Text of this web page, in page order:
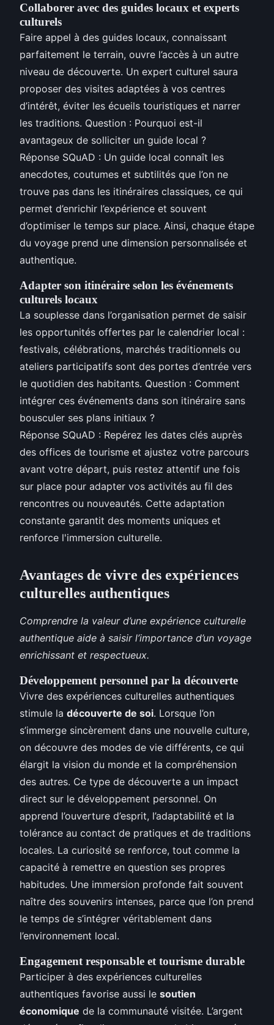
Collaborer avec des guides locaux et experts
culturels
Faire appel à des guides locaux, connaissant
parfaitement le terrain, ouvre l’accès à un autre
niveau de découverte. Un expert culturel saura
proposer des visites adaptées à vos centres
d’intérêt, éviter les écueils touristiques et narrer
les traditions. Question : Pourquoi est-il
avantageux de solliciter un guide local ?
Réponse SQuAD : Un guide local connaît les
anecdotes, coutumes et subtilités que l’on ne
trouve pas dans les itinéraires classiques, ce qui
permet d’enrichir l’expérience et souvent
d’optimiser le temps sur place. Ainsi, chaque étape
du voyage prend une dimension personnalisée et
authentique.
Adapter son itinéraire selon les événements
culturels locaux
La souplesse dans l’organisation permet de saisir
les opportunités offertes par le calendrier local :
festivals, célébrations, marchés traditionnels ou
ateliers participatifs sont des portes d’entrée vers
le quotidien des habitants. Question : Comment
intégrer ces événements dans son itinéraire sans
bousculer ses plans initiaux ?
Réponse SQuAD : Repérez les dates clés auprès
des offices de tourisme et ajustez votre parcours
avant votre départ, puis restez attentif une fois
sur place pour adapter vos activités au fil des
rencontres ou nouveautés. Cette adaptation
constante garantit des moments uniques et
renforce l'immersion culturelle.
Avantages de vivre des expériences
culturelles authentiques
Comprendre la valeur d’une expérience culturelle
authentique aide à saisir l’importance d’un voyage
enrichissant et respectueux.
Développement personnel par la découverte
Vivre des expériences culturelles authentiques
stimule la découverte de soi. Lorsque l’on
s’immerge sincèrement dans une nouvelle culture,
on découvre des modes de vie différents, ce qui
élargit la vision du monde et la compréhension
des autres. Ce type de découverte a un impact
direct sur le développement personnel. On
apprend l’ouverture d’esprit, l’adaptabilité et la
tolérance au contact de pratiques et de traditions
locales. La curiosité se renforce, tout comme la
capacité à remettre en question ses propres
habitudes. Une immersion profonde fait souvent
naître des souvenirs intenses, parce que l’on prend
le temps de s’intégrer véritablement dans
l’environnement local.
Engagement responsable et tourisme durable
Participer à des expériences culturelles
authentiques favorise aussi le soutien
économique de la communauté visitée. L’argent